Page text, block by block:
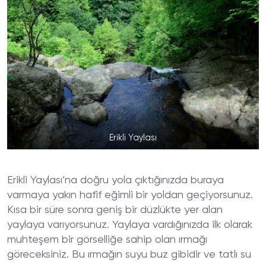
Erikli Yaylası
Erikli Yaylası’na doğru yola çıktığınızda buraya
varmaya yakın hafif eğimli bir yoldan geçiyorsunuz.
Kısa bir süre sonra geniş bir düzlükte yer alan
yaylaya varıyorsunuz. Yaylaya vardığınızda ilk olarak
muhteşem bir görselliğe sahip olan ırmağı
göreceksiniz. Bu ırmağın suyu buz gibidir ve tatlı su